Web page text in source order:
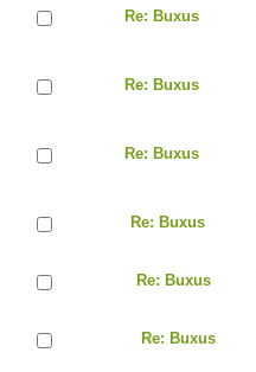
Re: Buxus
Re: Buxus
Re: Buxus
Re: Buxus
Re: Buxus
Re: Buxus